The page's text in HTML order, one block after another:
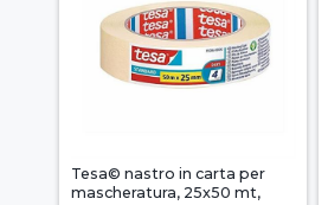
Tesa© nastro in carta per
mascheratura, 25x50 mt,